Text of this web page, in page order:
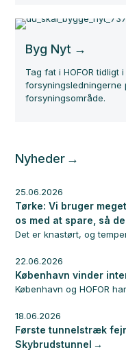
Byg Nyt
Tag fat i HOFOR
forsyningsledningerne
forsyningsområde.
Nyheder
25.06.2026
Tørke: Vi bruger
os med at spare, så
Det er knastørt, og
22.06.2026
København vinder
København og HOFOR
18.06.2026
Første tunnelstræk
Skybrudstunnel